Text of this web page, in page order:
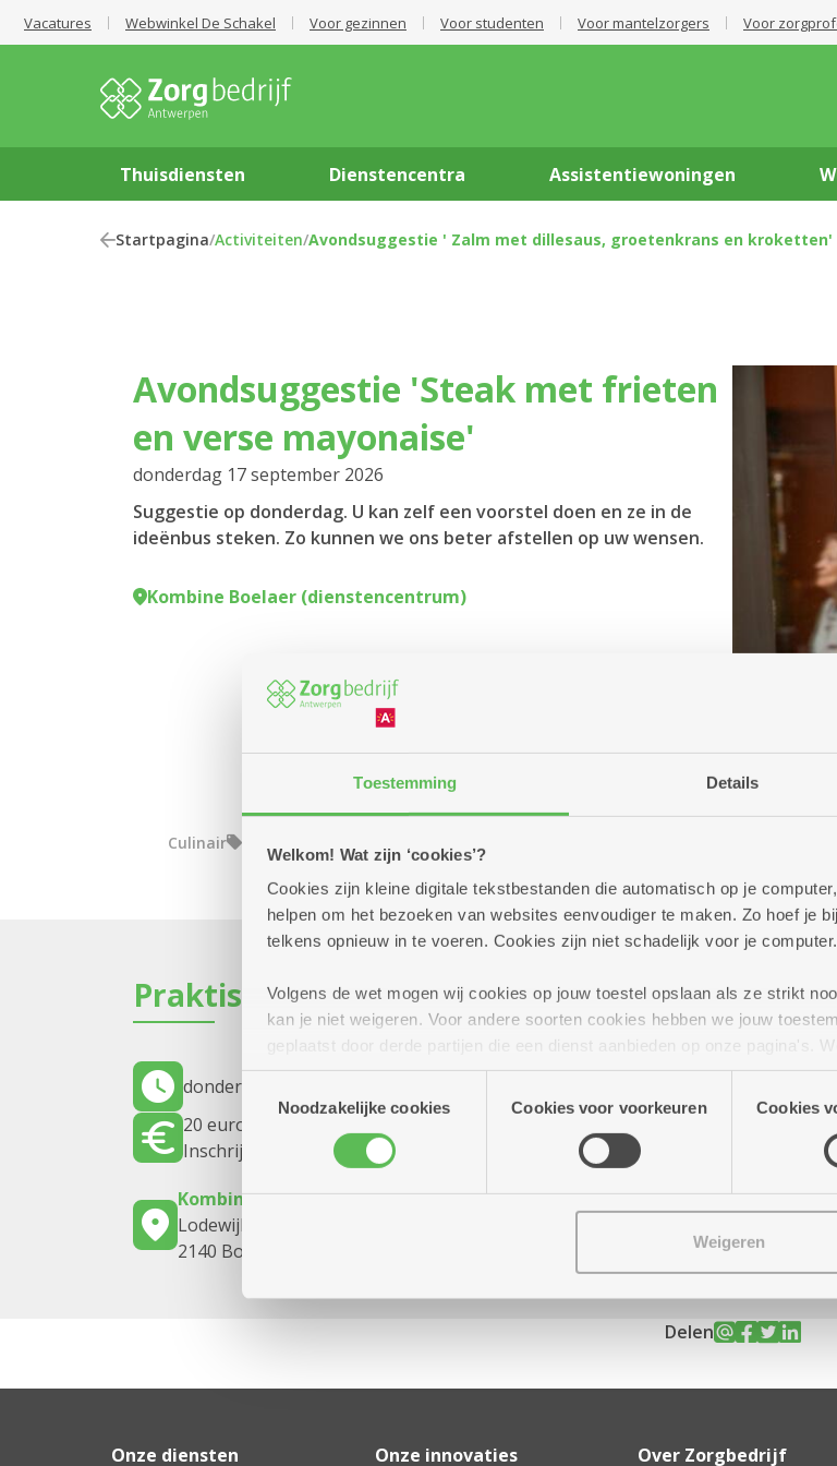
Toestemming Details
Welkom! Wat zijn ‘cookies’?
Cookies zijn kleine digitale tekstbestanden die automatisch op je
helpen om het bezoeken van websites eenvoudiger te maken. Zo hoef je
telkens opnieuw in te voeren. Cookies zijn niet schadelijk voor je computer.
Volgens de wet mogen wij cookies op jouw toestel opslaan als ze strikt
kan je niet weigeren. Voor andere soorten cookies hebben we jouw
geplaatst door derde partijen die een dienst aanbieden op onze pagina's.
(geanonimiseerd) gebruik van onze site voor social media, advertenties
combineren met andere informatie die je aan hen verstrekte.
Toestemmingsselectie
Noodzakelijke cookies
Cookies voor voorkeuren Cookies
Weigeren
Vacatures Webwinkel De Schakel Voor gezinnen Voor studenten Voor mantelzorgers Voor
Thuisdiensten Dienstencentra Assistentiewoningen
Startpagina/Activiteiten/Avondsuggestie ' Zalm met dillesaus, groetenkrans en kroketten'
Avondsuggestie 'Steak met frieten
en verse mayonaise'
donderdag 17 september 2026
Suggestie op donderdag. U kan zelf een voorstel doen en ze in de
ideënbus steken. Zo kunnen we ons beter afstellen op uw wensen.
Kombine Boelaer (dienstencentrum)
Culinair
Praktisch
donderdag 17 september 2026
20 euro
Inschrijven uiterlijk op 14/09/2026
Kombine Boelaer (dienstencentrum)
Lodewijk van Berckenlaan 361 G 01
2140 Borgerhout
Delen
Onze diensten Onze innovaties Over Zorgbedrijf